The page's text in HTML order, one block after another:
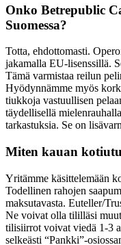
Onko Betrepublic
Suomessa?
Totta, ehdottomasti.
jakamalla EU-lisenssillä.
Tämä varmistaa reilun
Hyödynnämme myös
tiukkoja vastuullisen
täydellisellä
tarkastuksia. Se on
Miten kauan
Yritämme käsittelemään
Todellinen rahojen
maksutavasta. Euteller/
Ne voivat olla tililläsi
tilisiirrot voivat viedä 1-3
selkeästi “Pankki”-